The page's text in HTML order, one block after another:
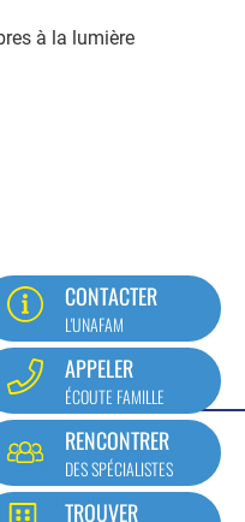
à la lumière
CONTACTER
L'UNAFAM
APPELER
ÉCOUTE FAMILLE
RENCONTRER
DES SPÉCIALISTES
TROUVER
Contact
légales